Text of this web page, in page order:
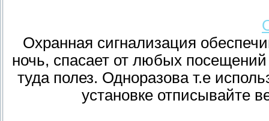
Охранная сигнализация
ночь, спасает от любых
туда полез. Одноразова т.е
установке отписывайте